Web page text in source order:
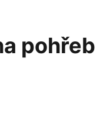
pohřeb